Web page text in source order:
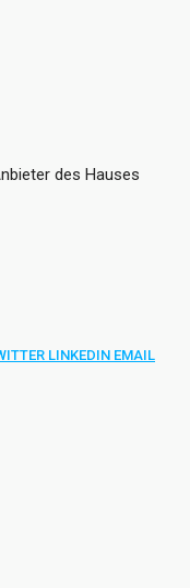
des Hauses
LINKEDIN EMAIL